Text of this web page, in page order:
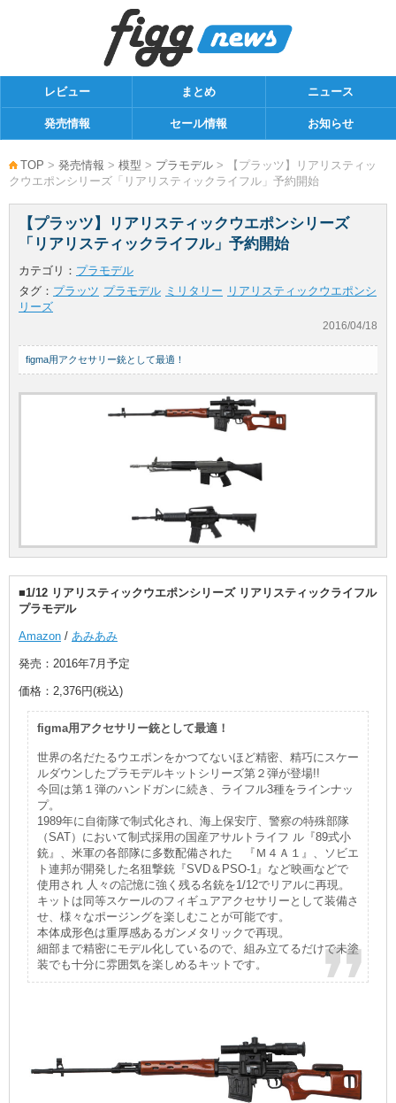
レビュー まとめ ニュース
発売情報 セール情報 お知らせ
TOP > 発売情報 > 模型 > プラモデル > 【プラッツ】リアリスティッ
クウエポンシリーズ「リアリスティックライフル」予約開始
【プラッツ】リアリスティックウエポンシリーズ
「リアリスティックライフル」予約開始
カテゴリ： プラモデル
タグ： プラッツ プラモデル ミリタリー リアリスティックウエポンシ
リーズ
2016/04/18
figma用アクセサリー銃として最適！
■1/12 リアリスティックウエポンシリーズ リアリスティックライフル
プラモデル
Amazon / あみあみ
発売：2016年7月予定
価格：2,376円(税込)
figma用アクセサリー銃として最適！
世界の名だたるウエポンをかつてないほど精密、精巧にスケー
ルダウンしたプラモデルキットシリーズ第２弾が登場!!
今回は第１弾のハンドガンに続き、ライフル3種をラインナッ
プ。
1989年に自衛隊で制式化され、海上保安庁、警察の特殊部隊
（SAT）において制式採用の国産アサルトライフ ル『89式小
銃』、米軍の各部隊に多数配備された 『Ｍ４Ａ１』、ソビエ
ト連邦が開発した名狙撃銃『SVD＆PSO-1』など映画などで
使用され 人々の記憶に強く残る名銃を1/12でリアルに再現。
キットは同等スケールのフィギュアアクセサリーとして装備さ
せ、様々なポージングを楽しむことが可能です。
本体成形色は重厚感あるガンメタリックで再現。
細部まで精密にモデル化しているので、組み立てるだけで未塗
装でも十分に雰囲気を楽しめるキットです。